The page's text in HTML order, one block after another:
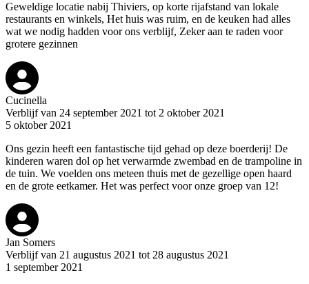
Geweldige locatie nabij Thiviers, op korte rijafstand van lokale
restaurants en winkels, Het huis was ruim, en de keuken had alles
wat we nodig hadden voor ons verblijf, Zeker aan te raden voor
grotere gezinnen
Cucinella
Verblijf van 24 september 2021 tot 2 oktober 2021
5 oktober 2021
Ons gezin heeft een fantastische tijd gehad op deze boerderij! De
kinderen waren dol op het verwarmde zwembad en de trampoline in
de tuin. We voelden ons meteen thuis met de gezellige open haard
en de grote eetkamer. Het was perfect voor onze groep van 12!
Jan Somers
Verblijf van 21 augustus 2021 tot 28 augustus 2021
1 september 2021